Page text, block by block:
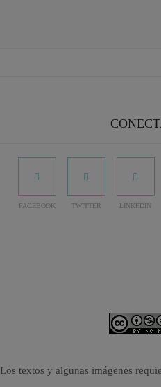
FACEBOOK TWITTER LINKEDIN
Los textos y algunas imágenes